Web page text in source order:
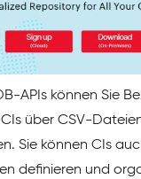
APIs können Sie
über CSV-
Sie können CIs
definieren und